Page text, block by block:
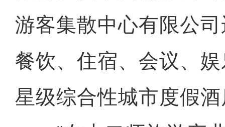
游客集散中心有限公
餐饮、住宿、会议、
星级综合性城市度假